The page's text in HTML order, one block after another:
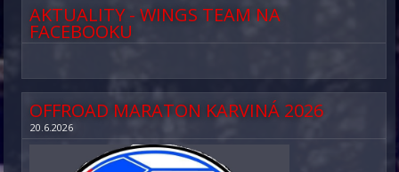
AKTUALITY - WINGS TEAM NA
FACEBOOKU
OFFROAD MARATON KARVINÁ 2026
20.6.2026